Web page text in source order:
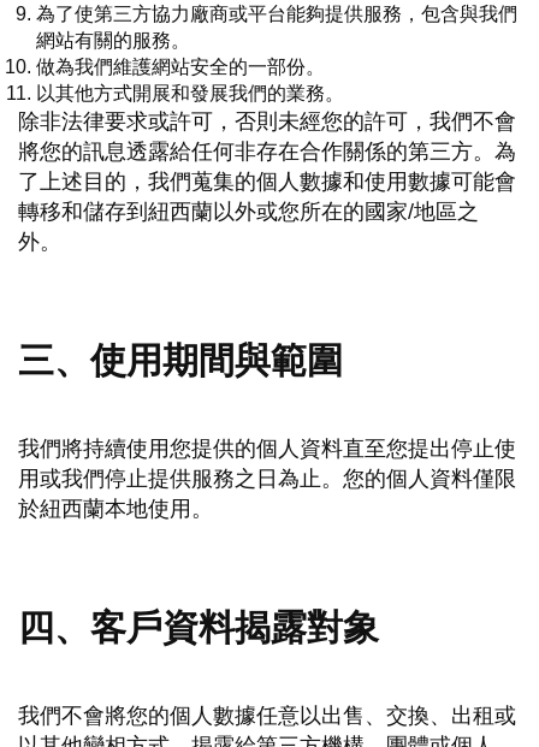
為了使第三方協力廠商或平台能夠提供服務，包含與我們
網站有關的服務。
做為我們維護網站安全的一部份。
以其他方式開展和發展我們的業務。
除非法律要求或許可，否則未經您的許可，我們不會
將您的訊息透露給任何非存在合作關係的第三方。為
了上述目的，我們蒐集的個人數據和使用數據可能會
轉移和儲存到紐西蘭以外或您所在的國家/地區之
外。
三、使用期間與範圍
我們將持續使用您提供的個人資料直至您提出停止使
用或我們停止提供服務之日為止。您的個人資料僅限
於紐西蘭本地使用。
四、客戶資料揭露對象
我們不會將您的個人數據任意以出售、交換、出租或